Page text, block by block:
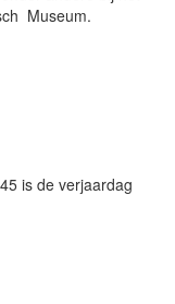
Museum.
is de verjaardag